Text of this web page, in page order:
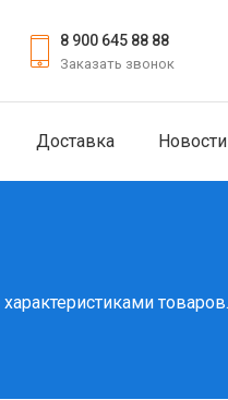
8 900 645 88 88
Заказать звонок
Доставка
товаров.